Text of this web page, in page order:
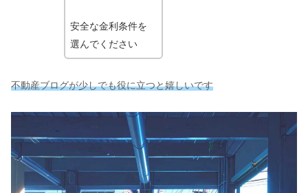
安全な金利条件を
選んでください
不動産ブログが少しでも役に立つと嬉しいです